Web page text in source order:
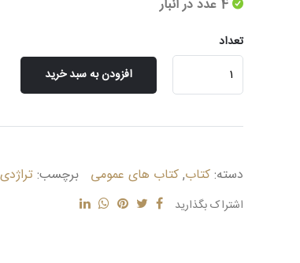
تعداد
تراژدی
افزودن به سبد خرید
دسته:کتاب,کتاب های عمومی برچسب:تراژدی
اشتراک بگذارید